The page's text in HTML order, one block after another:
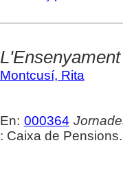
Montcusí, Rita
En: 000364
: Caixa de